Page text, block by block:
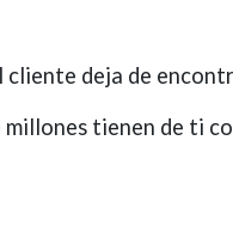
cliente deja de
millones tienen de ti